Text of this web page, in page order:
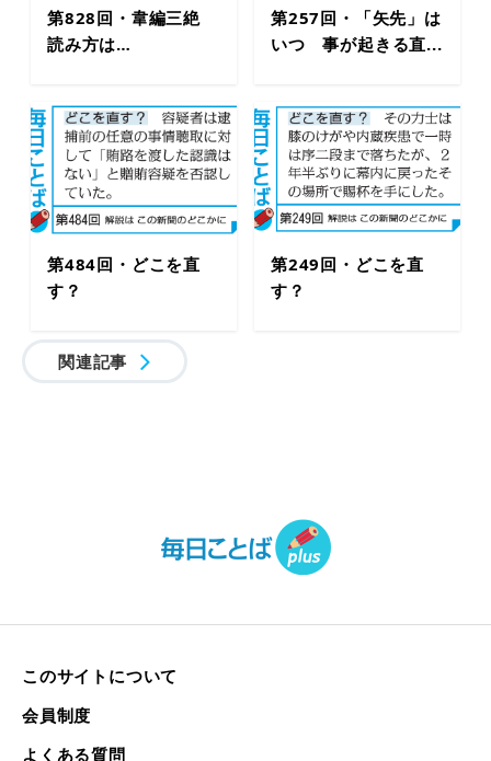
第828回・韋編三絶
読み方は…
第257回・「矢先」は
いつ 事が起きる直...
第484回・どこを直
す？
第249回・どこを直
す？
関連記事
このサイトについて
会員制度
よくある質問